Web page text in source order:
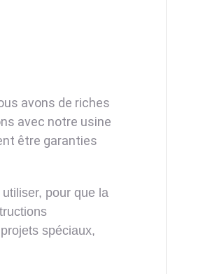
avons de riches
avec notre usine
être garanties
pour que la
spéciaux,